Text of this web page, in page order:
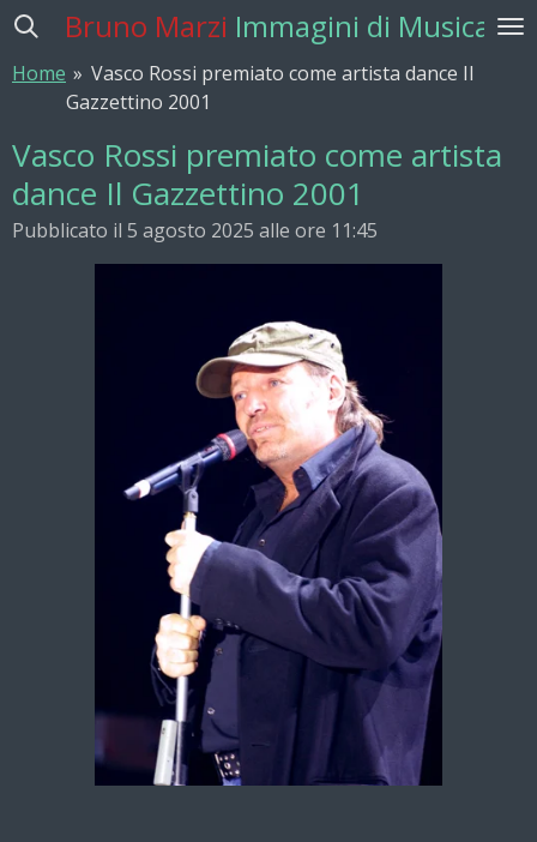
Vai
contenuto
principale
Bruno Marzi Immagini di Musica
Home » Vasco Rossi premiato come artista dance Il
Gazzettino 2001
Vasco Rossi premiato come artista
dance Il Gazzettino 2001
Pubblicato il 5 agosto 2025 alle ore 11:45